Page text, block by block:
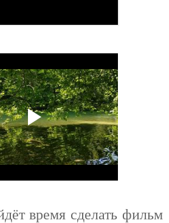
время сделать фильм